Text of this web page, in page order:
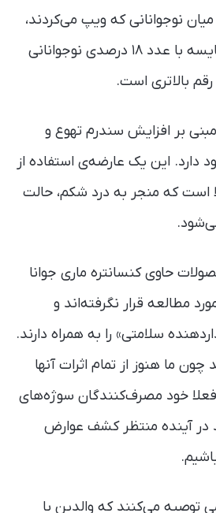
میان نوجوانانی که ویپ می‌کردند،
۲۹ درصد بود که در مقایسه با عدد ۱۸ درصدی نوجوانانی
بالاتری است.
بر افزایش سندرم تهوع و
دارد. این یک عارضه‌ی استفاده از
است که منجر به درد شکم، حالت
حاوی کنسانتره ماری جوانا
مطالعه قرار نگرفته‌اند و
سلامتی» را به همراه دارند.
ما هنوز از تمام اثرات آنها
فعلا خود مصرف‌کنندگان سوژه‌های
در آینده منتظر کشف عوارض
توصیه می‌کنند که والدین با